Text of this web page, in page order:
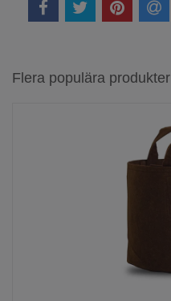
Flera populära produkter